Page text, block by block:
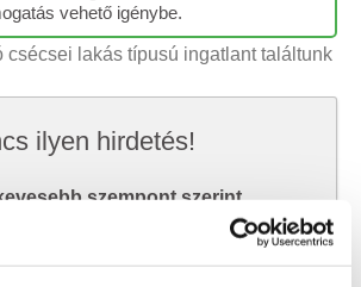
vehető igénybe.
csécsei lakás típusú ingatlant találtunk
ilyen hirdetés!
szempont szerint
akkor megtalálod, amit keresel.